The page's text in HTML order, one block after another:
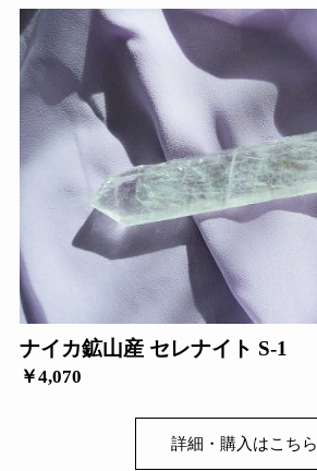
ナイカ鉱山産 セレナイト S-1
￥4,070
詳細・購入はこちら